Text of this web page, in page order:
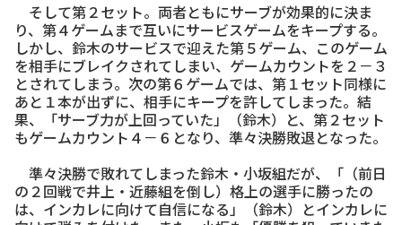
そして第２セット。両者ともにサーブが効果的に決ま
り、第４ゲームまで互いにサービスゲームをキープする。
しかし、鈴木のサービスで迎えた第５ゲーム、このゲーム
を相手にブレイクされてしまい、ゲームカウントを２－３
とされてしまう。次の第６ゲームでは、第１セット同様に
あと１本が出ずに、相手にキープを許してしまった。結
果、「サーブ力が上回っていた」（鈴木）と、第２セット
もゲームカウント４－６となり、準々決勝敗退となった。
準々決勝で敗れてしまった鈴木・小坂組だが、「（前日
の２回戦で井上・近藤組を倒し）格上の選手に勝ったの
は、インカレに向けて自信になる」（鈴木）とインカレに